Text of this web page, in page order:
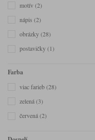
motív(2)
nápis (2)
obrázky(28)
postavičky(1)
Farba
viac farieb(28)
zelená(3)
červená(2)